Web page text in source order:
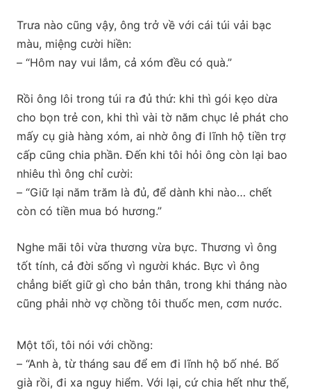
Trưa nào cũng vậy, ông trở về với cái túi vải bạc
màu, miệng cười hiền:
– “Hôm nay vui lắm, cả xóm đều có quà.”
Rồi ông lôi trong túi ra đủ thứ: khi thì gói kẹo dừa
cho bọn trẻ con, khi thì vài tờ năm chục lẻ phát cho
mấy cụ già hàng xóm, ai nhờ ông đi lĩnh hộ tiền trợ
cấp cũng chia phần. Đến khi tôi hỏi ông còn lại bao
nhiêu thì ông chỉ cười:
– “Giữ lại năm trăm là đủ, để dành khi nào… chết
còn có tiền mua bó hương.”
Nghe mãi tôi vừa thương vừa bực. Thương vì ông
tốt tính, cả đời sống vì người khác. Bực vì ông
chẳng biết giữ gì cho bản thân, trong khi tháng nào
cũng phải nhờ vợ chồng tôi thuốc men, cơm nước.
Một tối, tôi nói với chồng:
– “Anh à, từ tháng sau để em đi lĩnh hộ bố nhé. Bố
già rồi, đi xa nguy hiểm. Với lại, cứ chia hết như thế,